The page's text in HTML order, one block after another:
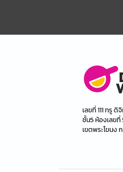
เลขที่ 111 ทรู
ชั้น5 ห้องเลข
เขตพระโขนง